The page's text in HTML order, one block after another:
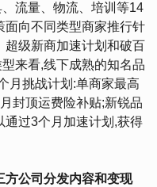
流量、物流、培训等14
面向不同类型商家推行针
超级新商加速计划和破百
来看,线下成熟的知名品
月挑战计划:单商家最高
封顶运费险补贴;新锐品
通过3个月加速计划,获得
方公司分发内容和变现